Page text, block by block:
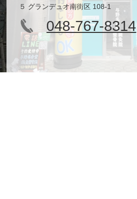
５ グランデュオ南街区 108-1
048-767-8314